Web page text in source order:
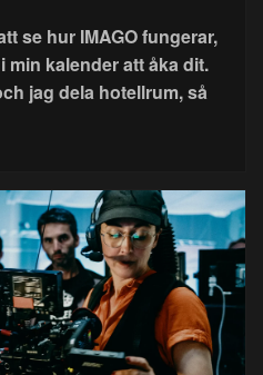
se hur IMAGO fungerar,
min kalender att åka dit.
jag dela hotellrum, så